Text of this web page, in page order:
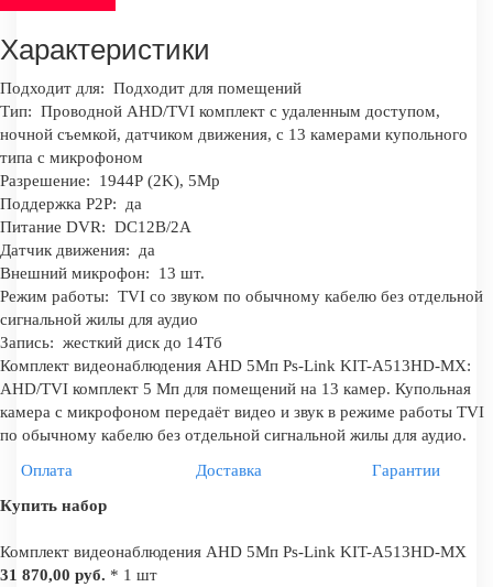
Характеристики
Подходит для: Подходит для помещений
Тип: Проводной AHD/TVI комплект с удаленным доступом,
ночной съемкой, датчиком движения, с 13 камерами купольного
типа с микрофоном
Разрешение:
1944Р (2K), 5Mp
Поддержка P2P:
да
Питание DVR: DC12В/2A
Датчик движения:
да
Внешний микрофон:
13 шт.
Режим работы: TVI со звуком по обычному кабелю без отдельной
сигнальной жилы для аудио
Запись: жесткий диск до 14Тб
Комплект видеонаблюдения AHD 5Мп Ps-Link KIT-A513HD-MX:
AHD/TVI комплект 5 Мп для помещений на 13 камер. Купольная
камера с микрофоном передаёт видео и звук в режиме работы TVI
по обычному кабелю без отдельной сигнальной жилы для аудио.
Оплата
Доставка
Гарантии
Купить набор
Комплект видеонаблюдения AHD 5Мп Ps-Link KIT-A513HD-MX
31 870,00 руб. * 1 шт